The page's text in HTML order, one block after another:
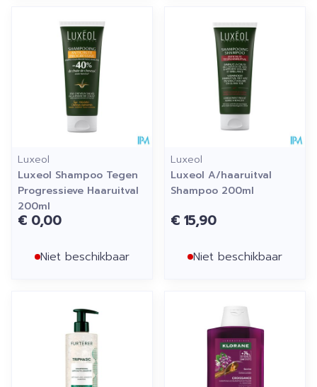
Luxeol
Luxeol Shampoo Tegen
Progressieve Haaruitval
200ml
€ 0,00
Niet beschikbaar
Luxeol
Luxeol A/haaruitval
Shampoo 200ml
€ 15,90
Niet beschikbaar